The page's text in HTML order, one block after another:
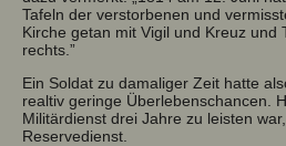
Tafeln der verstorbenen und
Kirche getan mit Vigil und Kreuz und
rechts.”
Ein Soldat zu damaliger Zeit hatte
realtiv geringe Überlebenschancen.
Militärdienst drei Jahre zu leisten
Reservedienst.